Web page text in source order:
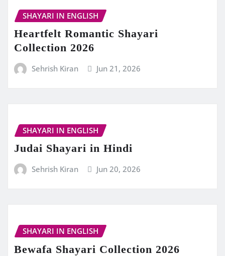
SHAYARI IN ENGLISH
Heartfelt Romantic Shayari
Collection 2026
Sehrish Kiran Jun 21, 2026
SHAYARI IN ENGLISH
Judai Shayari in Hindi
Sehrish Kiran Jun 20, 2026
SHAYARI IN ENGLISH
Bewafa Shayari Collection 2026